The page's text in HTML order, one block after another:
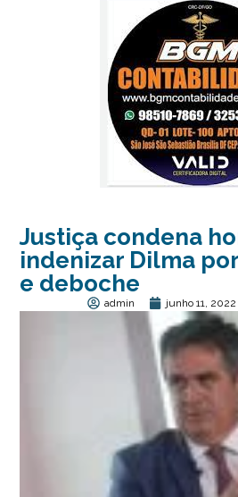
Justiça condena
indenizar Dilma
e deboche
admin junho 11, 2022